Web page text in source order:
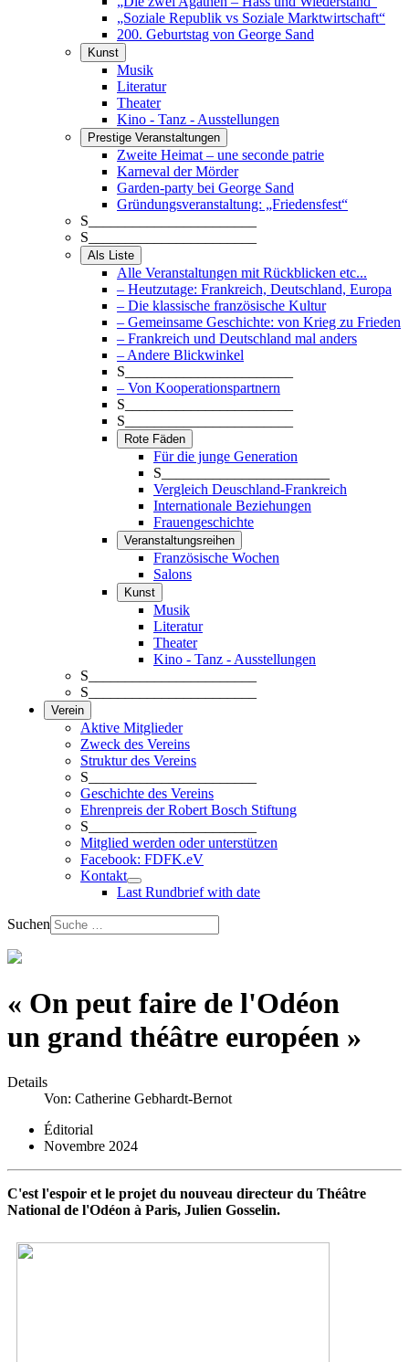
„Soziale Republik vs Soziale Marktwirtschaft“
200. Geburtstag von George Sand
Kunst
Musik
Literatur
Theater
Kino - Tanz - Ausstellungen
Prestige Veranstaltungen
Zweite Heimat – une seconde patrie
Karneval der Mörder
Garden-party bei George Sand
Gründungsveranstaltung: „Friedensfest“
S_______________________
S_______________________
Als Liste
Alle Veranstaltungen mit Rückblicken etc...
– Heutzutage: Frankreich, Deutschland, Europa
– Die klassische französische Kultur
– Gemeinsame Geschichte: von Krieg zu Frieden
– Frankreich und Deutschland mal anders
– Andere Blickwinkel
S_______________________
– Von Kooperationspartnern
S_______________________
S_______________________
Rote Fäden
Für die junge Generation
S_______________________
Vergleich Deuschland-Frankreich
Internationale Beziehungen
Frauengeschichte
Veranstaltungsreihen
Französische Wochen
Salons
Kunst
Musik
Literatur
Theater
Kino - Tanz - Ausstellungen
S_______________________
S_______________________
Verein
Aktive Mitglieder
Zweck des Vereins
Struktur des Vereins
S_______________________
Geschichte des Vereins
Ehrenpreis der Robert Bosch Stiftung
S_______________________
Mitglied werden oder unterstützen
Facebook: FDFK.eV
Kontakt
Last Rundbrief with date
Suchen
« On peut faire de l'Odéon
un grand théâtre européen »
Details
Von: Catherine Gebhardt-Bernot
Éditorial
Novembre 2024
C'est l'espoir et le projet du nouveau directeur du Théâtre
National de l'Odéon à Paris, Julien Gosselin.